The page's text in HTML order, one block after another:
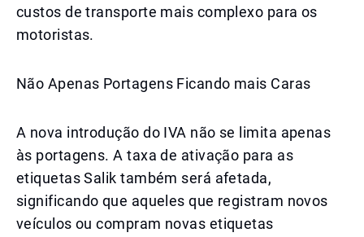
custos de transporte mais complexo para os
motoristas.
Não Apenas Portagens Ficando mais Caras
A nova introdução do IVA não se limita apenas
às portagens. A taxa de ativação para as
etiquetas Salik também será afetada,
significando que aqueles que registram novos
veículos ou compram novas etiquetas